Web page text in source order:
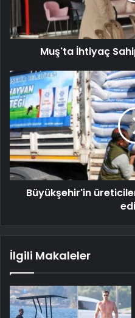
Muş'ta İhtiyaç
Büyükşehir'in
İlgili Makaleler